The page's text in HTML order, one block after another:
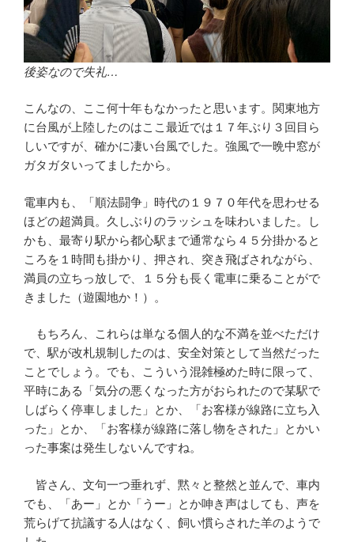
後姿なので失礼…
こんなの、ここ何十年もなかったと思います。関東地方
に台風が上陸したのはここ最近では１７年ぶり３回目ら
しいですが、確かに凄い台風でした。強風で一晩中窓が
ガタガタいってましたから。
電車内も、「順法闘争」時代の１９７０年代を思わせる
ほどの超満員。久しぶりのラッシュを味わいました。し
かも、最寄り駅から都心駅まで通常なら４５分掛かると
ころを１時間も掛かり、押され、突き飛ばされながら、
満員の立ちっ放しで、１５分も長く電車に乗ることがで
きました（遊園地か！）。
もちろん、これらは単なる個人的な不満を並べただけ
で、駅が改札規制したのは、安全対策として当然だった
ことでしょう。でも、こういう混雑極めた時に限って、
平時にある「気分の悪くなった方がおられたので某駅で
しばらく停車しました」とか、「お客様が線路に立ち入
った」とか、「お客様が線路に落し物をされた」とかい
った事案は発生しないんですね。
皆さん、文句一つ垂れず、黙々と整然と並んで、車内
でも、「あー」とか「うー」とか呻き声はしても、声を
荒らげて抗議する人はなく、飼い慣らされた羊のようで